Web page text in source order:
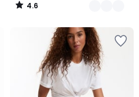
4.6
/